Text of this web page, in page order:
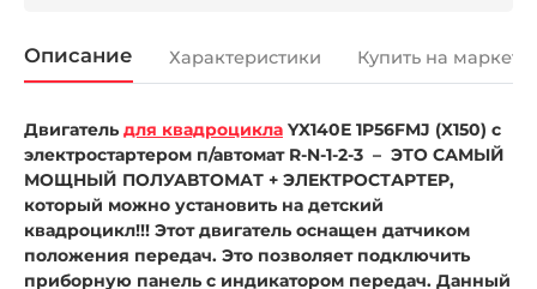
Описание Характеристики Купить на
Двигатель для квадроцикла YX140Е 1P56FMJ (X150) с
электростартером п/автомат R-N-1-2-3 – ЭТО САМЫЙ
МОЩНЫЙ ПОЛУАВТОМАТ + ЭЛЕКТРОСТАРТЕР,
который можно установить на детский
квадроцикл!!! Этот двигатель оснащен датчиком
положения передач. Это позволяет подключить
приборную панель с индикатором передач. Данный